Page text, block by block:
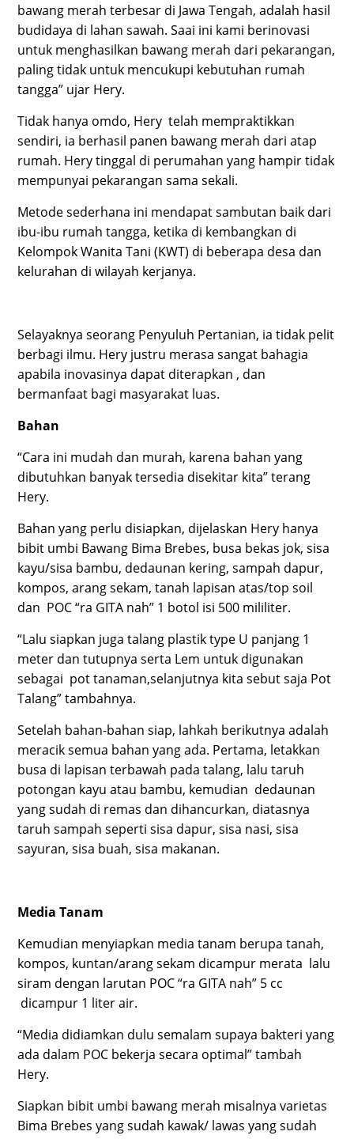
bawang merah terbesar di Jawa Tengah, adalah hasil
budidaya di lahan sawah. Saai ini kami berinovasi
untuk menghasilkan bawang merah dari pekarangan,
paling tidak untuk mencukupi kebutuhan rumah
tangga” ujar Hery.
Tidak hanya omdo, Hery telah mempraktikkan
sendiri, ia berhasil panen bawang merah dari atap
rumah. Hery tinggal di perumahan yang hampir tidak
mempunyai pekarangan sama sekali.
Metode sederhana ini mendapat sambutan baik dari
ibu-ibu rumah tangga, ketika di kembangkan di
Kelompok Wanita Tani (KWT) di beberapa desa dan
kelurahan di wilayah kerjanya.
Selayaknya seorang Penyuluh Pertanian, ia tidak pelit
berbagi ilmu. Hery justru merasa sangat bahagia
apabila inovasinya dapat diterapkan , dan
bermanfaat bagi masyarakat luas.
Bahan
“Cara ini mudah dan murah, karena bahan yang
dibutuhkan banyak tersedia disekitar kita” terang
Hery.
Bahan yang perlu disiapkan, dijelaskan Hery hanya
bibit umbi Bawang Bima Brebes, busa bekas jok, sisa
kayu/sisa bambu, dedaunan kering, sampah dapur,
kompos, arang sekam, tanah lapisan atas/top soil
dan POC “ra GITA nah” 1 botol isi 500 mililiter.
“Lalu siapkan juga talang plastik type U panjang 1
meter dan tutupnya serta Lem untuk digunakan
sebagai pot tanaman,selanjutnya kita sebut saja Pot
Talang” tambahnya.
Setelah bahan-bahan siap, lahkah berikutnya adalah
meracik semua bahan yang ada. Pertama, letakkan
busa di lapisan terbawah pada talang, lalu taruh
potongan kayu atau bambu, kemudian dedaunan
yang sudah di remas dan dihancurkan, diatasnya
taruh sampah seperti sisa dapur, sisa nasi, sisa
sayuran, sisa buah, sisa makanan.
Media Tanam
Kemudian menyiapkan media tanam berupa tanah,
kompos, kuntan/arang sekam dicampur merata lalu
siram dengan larutan POC “ra GITA nah” 5 cc
dicampur 1 liter air.
“Media didiamkan dulu semalam supaya bakteri yang
ada dalam POC bekerja secara optimal” tambah
Hery.
Siapkan bibit umbi bawang merah misalnya varietas
Bima Brebes yang sudah kawak/ lawas yang sudah